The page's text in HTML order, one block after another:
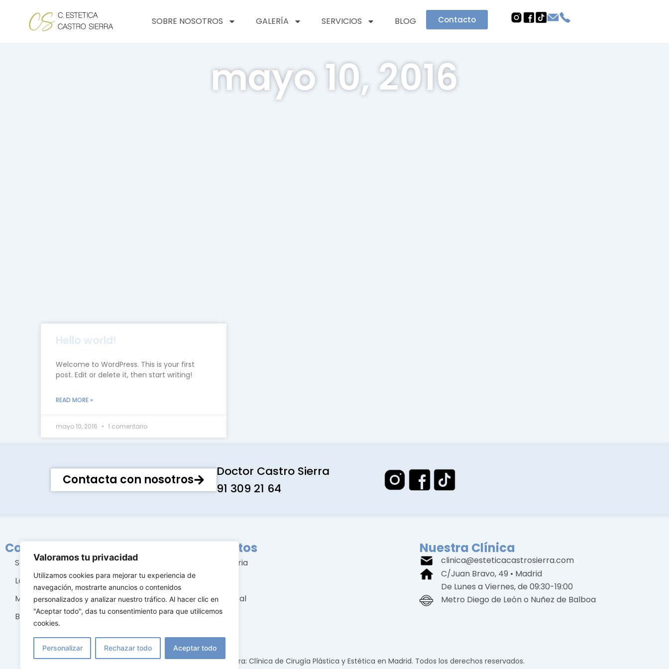
Valoramos tu privacidad
Utilizamos cookies para mejorar tu experiencia de
navegación, mostrarte anuncios o contenidos
personalizados y analizar nuestro tráfico. Al hacer clic en
"Aceptar todo", das tu consentimiento para que utilicemos
cookies.
Personalizar Rechazar todo Aceptar todo
contenido
SOBRE NOSOTROS GALERÍA SERVICIOS BLOG Contacto
mayo 10, 2016
Hello world!
Welcome to WordPress. This is your first
post. Edit or delete it, then start writing!
READ MORE »
mayo 10, 2016 1 comentario
Contacta con nosotros
Doctor Castro Sierra
91 309 21 64
Conócenos
Sobre nosotros
La clínica
Mejor cirujano plástico
Blog
Tratamientos
Cirugía mamaria
Cirugía facial
Cirugía corporal
Estética facial
Nuestra Clínica
clinica@esteticacastrosierra.com
C/Juan Bravo, 49 • Madrid
De Lunes a Viernes, de 09:30-19:00
Metro Diego de León o Nuñez de Balboa
© 2025 Estética Castro Sierra: Clínica de Cirugía Plástica y Estética en Madrid. Todos los derechos reservados.